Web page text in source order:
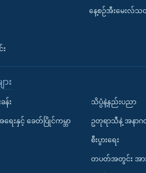
နေ့စဉ်အီးမေးလ်သ
း
န်း
ေးနှင့် ခေတ်ပြိုင်ကမ္ဘာ
သိပ္ပံနဲ့နည်းပညာ
ဥတုရာသီနဲ့ အနာဂ
စီးပွားရေး
တပတ်အတွင်း အား